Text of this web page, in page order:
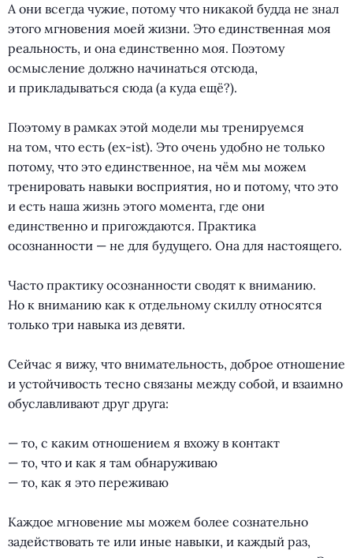
А они всегда чужие, потому что никакой будда не знал
этого мгновения моей жизни. Это единственная моя
реальность, и она единственно моя. Поэтому
осмысление должно начинаться отсюда,
и прикладываться сюда (а куда ещё?).
Поэтому в рамках этой модели мы тренируемся
на том, что есть (ex-ist). Это очень удобно не только
потому, что это единственное, на чём мы можем
тренировать навыки восприятия, но и потому, что это
и есть наша жизнь этого момента, где они
единственно и пригождаются. Практика
осознанности — не для будущего. Она для настоящего.
Часто практику осознанности сводят к вниманию.
Но к вниманию как к отдельному скиллу относятся
только три навыка из девяти.
Сейчас я вижу, что внимательность, доброе отношение
и устойчивость тесно связаны между собой, и взаимно
обуславливают друг друга:
— то, с каким отношением я вхожу в контакт
— то, что и как я там обнаруживаю
— то, как я это переживаю
Каждое мгновение мы можем более сознательно
задействовать те или иные навыки, и каждый раз,